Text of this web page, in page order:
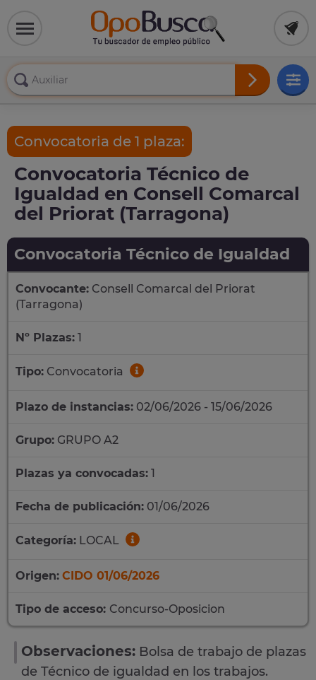
Convocatoria de 1 plaza:
Convocatoria Técnico de
Igualdad en Consell Comarcal
del Priorat (Tarragona)
Convocatoria Técnico de Igualdad
Convocante: Consell Comarcal del Priorat
(Tarragona)
Nº Plazas: 1
Tipo: Convocatoria
Plazo de instancias: 02/06/2026 - 15/06/2026
Grupo: GRUPO A2
Plazas ya convocadas: 1
Fecha de publicación: 01/06/2026
Categoría: LOCAL
Origen: CIDO 01/06/2026
Tipo de acceso: Concurso-Oposicion
Observaciones: Bolsa de trabajo de plazas
de Técnico de igualdad en los trabajos.